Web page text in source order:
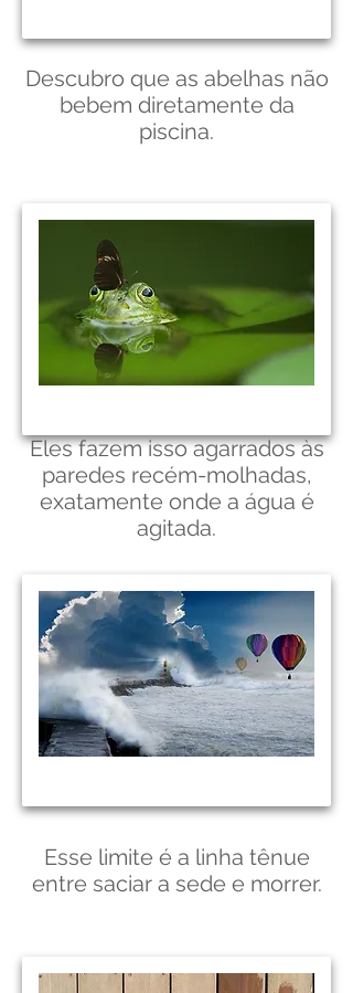
Descubro que as abelhas não
bebem diretamente da
piscina.
Eles fazem isso agarrados às
paredes recém-molhadas,
exatamente onde a água é
agitada.
Esse limite é a linha tênue
entre saciar a sede e morrer.